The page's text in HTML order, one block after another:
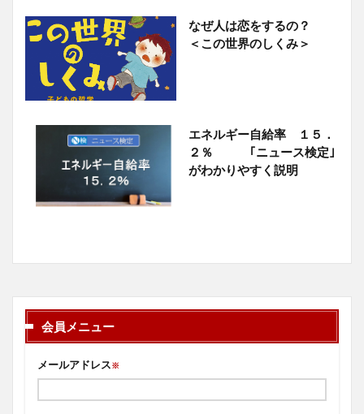
なぜ人は恋をするの？
＜この世界のしくみ＞
エネルギー自給率 １５．
２％ ｢ニュース検定｣
がわかりやすく説明
会員メニュー
メールアドレス※